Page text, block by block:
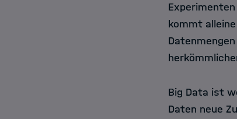
kommt
Big Data ist
Daten neue